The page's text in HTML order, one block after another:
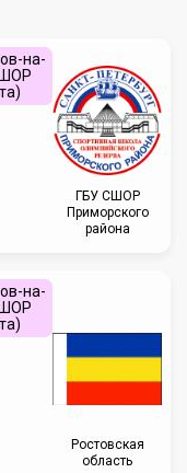
на-
ГБУ СШОР
Приморского
района
на-
Ростовская
область